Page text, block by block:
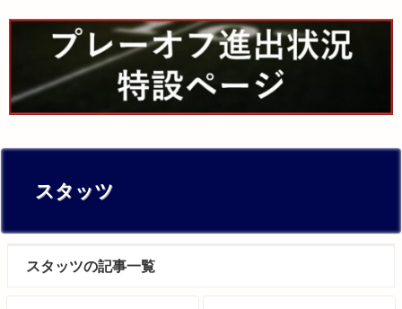
スタッツ
スタッツの記事一覧